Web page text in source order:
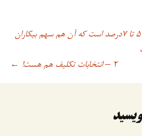
اقتصاد مردمی حدود ۵ تا ۷درصد است که آن هم سهم بیکاران
۲ – انتخابات تکلیف هم هست!
←